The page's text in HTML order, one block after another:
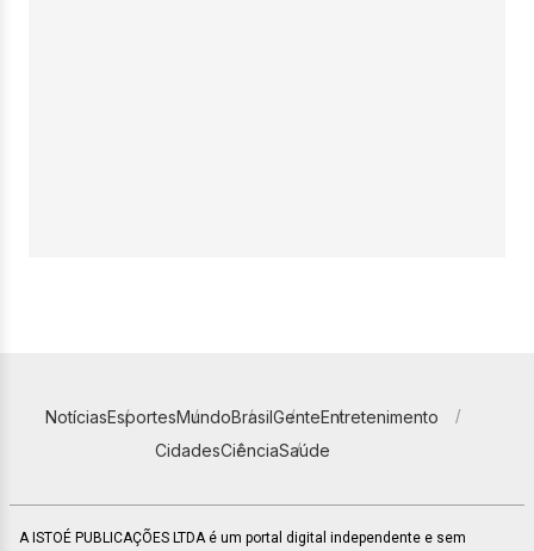
NotíciasEsportesMundoBrasilGenteEntretenimento
CidadesCiênciaSaúde
A ISTOÉ PUBLICAÇÕES LTDA é um portal digital independente e sem